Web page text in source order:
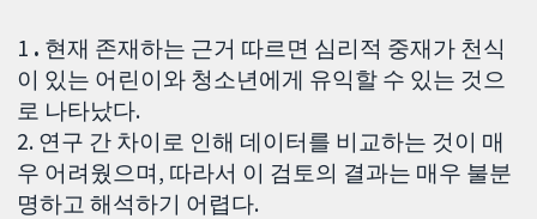
1 . 현재 존재하는 근거 따르면 심리적 중재가 천식
이 있는 어린이와 청소년에게 유익할 수 있는 것으
로 나타났다.
2. 연구 간 차이로 인해 데이터를 비교하는 것이 매
우 어려웠으며, 따라서 이 검토의 결과는 매우 불분
명하고 해석하기 어렵다.